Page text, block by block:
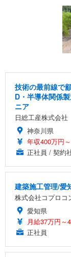
技術の最前線で
D・半導体関係
ニア
日総工産株式会社
神奈川県
年収400万円～
正社員 / 契約
建築施工管理/愛
株式会社コプロコ
愛知県
月給37万円～
正社員